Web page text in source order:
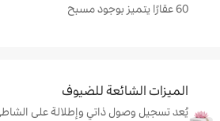
60 عقارًا يتميز بوجود مسبح
الميزات الشائعة للضيوف
يُعد تسجيل وصول ذاتي وإطلالة على